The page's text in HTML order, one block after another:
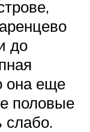
до
она еще
половые
слабо.